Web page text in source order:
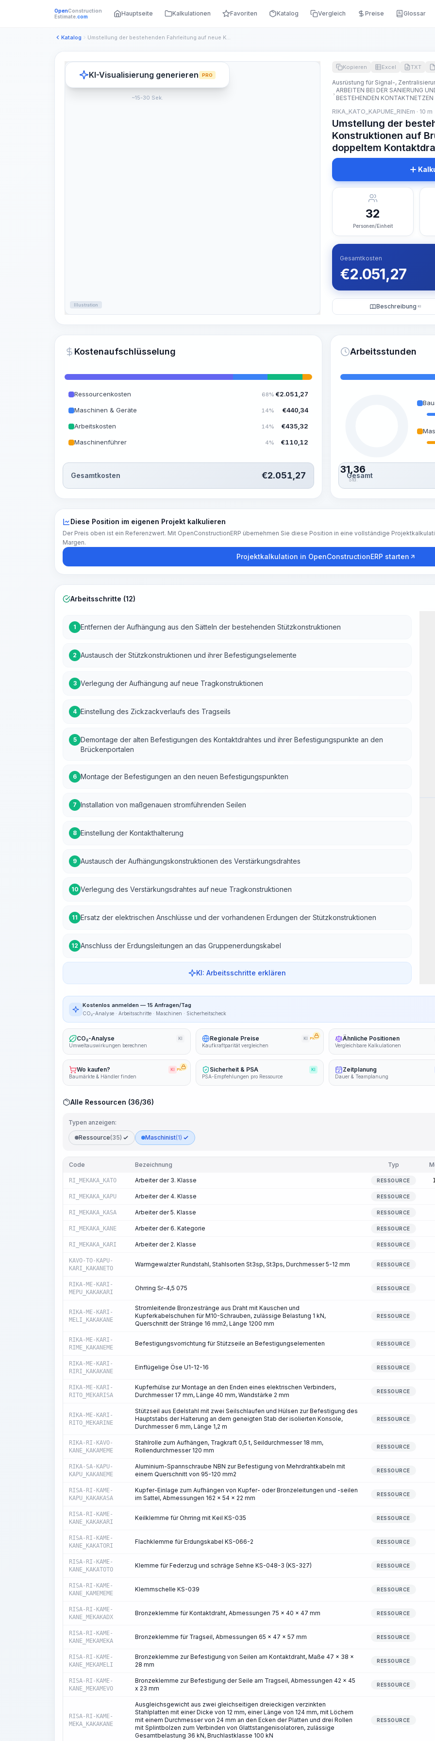
OpenConstruction
Estimate.com Hauptseite Kalkulationen Favoriten Katalog Vergleich Preise Glossar
Katalog Umstellung der bestehenden Fahrleitung auf neue Konstruktion...
Illustration
KI-Visualisierung generieren PRO
~15-30 Sek.
Kopieren Excel TXT
Ausrüstung für Signal-,
ARBEITEN BEI DER SANIERUNG
BESTEHENDEN KONTAKTNETZEN
RIKA_KATO_KAPUME_RINEm · 10 m
Umstellung der
Konstruktionen auf
doppeltem
32
Personen/Einheit
Gesamtkosten
€2.051,27
Beschreibung KI
Kostenaufschlüsselung
Ressourcenkosten 68% €2.051,27
Maschinen & Geräte 14% €440,34
Arbeitskosten 14% €435,32
Maschinenführer 4% €110,12
Gesamtkosten €2.051,27
Arbeitsstunden
31,36
Std.
Gesamt
Diese Position im eigenen Projekt kalkulieren
Der Preis oben ist ein Referenzwert. Mit OpenConstructionERP übernehmen Sie diese Position in eine vollständige
Margen.
Projektkalkulation in OpenConstructionERP starten
Arbeitsschritte (12)
1 Entfernen der Aufhängung aus den Sätteln der bestehenden Stützkonstruktionen
2 Austausch der Stützkonstruktionen und ihrer Befestigungselemente
3 Verlegung der Aufhängung auf neue Tragkonstruktionen
4 Einstellung des Zickzackverlaufs des Tragseils
5 Demontage der alten Befestigungen des Kontaktdrahtes und ihrer Befestigungspunkte an den
Brückenportalen
6 Montage der Befestigungen an den neuen Befestigungspunkten
7 Installation von maßgenauen stromführenden Seilen
8 Einstellung der Kontakthalterung
9 Austausch der Aufhängungskonstruktionen des Verstärkungsdrahtes
10 Verlegung des Verstärkungsdrahtes auf neue Tragkonstruktionen
11 Ersatz der elektrischen Anschlüsse und der vorhandenen Erdungen der Stützkonstruktionen
12 Anschluss der Erdungsleitungen an das Gruppenerdungskabel
KI: Arbeitsschritte erklären
Kostenlos anmelden — 15 Anfragen/Tag
CO₂-Analyse · Arbeitsschritte · Maschinen · Sicherheitscheck
CO₂-Analyse KI
Umweltauswirkungen berechnen
Regionale Preise KI PRO
Kaufkraftparität vergleichen
Ähnliche Positionen
Vergleichbare Kalkulationen
Wo kaufen? KI PRO
Baumärkte & Händler finden
Sicherheit & PSA KI
PSA-Empfehlungen pro Ressource
Zeitplanung
Dauer & Teamplanung
Alle Ressourcen (36/36)
Typen anzeigen:
Ressource(35) Maschinist(1)
Code Bezeichnung Typ
RI_MEKAKA_KATO Arbeiter der 3. Klasse RESSOURCE
RI_MEKAKA_KAPU Arbeiter der 4. Klasse RESSOURCE
RI_MEKAKA_KASA Arbeiter der 5. Klasse RESSOURCE
RI_MEKAKA_KANE Arbeiter der 6. Kategorie RESSOURCE
RI_MEKAKA_KARI Arbeiter der 2. Klasse RESSOURCE
KAVO-TO-KAPU-
KARI_KAKANETO
Warmgewalzter Rundstahl, Stahlsorten St3sp, St3ps, Durchmesser 5-12 mm RESSOURCE
RIKA-ME-KARI-
MEPU_KAKAKARI
Ohrring Sr-4,5 075 RESSOURCE
RIKA-ME-KARI-
MELI_KAKAKANE
Stromleitende Bronzestränge aus Draht mit Kauschen und
Kupferkabelschuhen für M10-Schrauben, zulässige Belastung 1 kN,
Querschnitt der Stränge 16 mm2, Länge 1200 mm
RESSOURCE
RIKA-ME-KARI-
RIME_KAKANEME
Befestigungsvorrichtung für Stützseile an Befestigungselementen RESSOURCE
RIKA-ME-KARI-
RIRI_KAKAKANE
Einflügelige Öse U1-12-16 RESSOURCE
RIKA-ME-KARI-
RITO_MEKARISA
Kupferhülse zur Montage an den Enden eines elektrischen Verbinders,
Durchmesser 17 mm, Länge 40 mm, Wandstärke 2 mm
RESSOURCE
RIKA-ME-KARI-
RITO_MEKARINE
Stützseil aus Edelstahl mit zwei Seilschlaufen und Hülsen zur Befestigung des
Hauptstabs der Halterung an dem geneigten Stab der isolierten Konsole,
Durchmesser 6 mm, Länge 1,2 m
RESSOURCE
RIKA-RI-KAVO-
KANE_KAKAMEME
Stahlrolle zum Aufhängen, Tragkraft 0,5 t, Seildurchmesser 18 mm,
Rollendurchmesser 120 mm
RESSOURCE
RIKA-SA-KAPU-
KAPU_KAKANEME
Aluminium-Spannschraube NBN zur Befestigung von Mehrdrahtkabeln mit
einem Querschnitt von 95-120 mm2
RESSOURCE
RISA-RI-KAME-
KAPU_KAKAKASA
Kupfer-Einlage zum Aufhängen von Kupfer- oder Bronzeleitungen und -seilen
im Sattel, Abmessungen 162 x 54 x 22 mm
RESSOURCE
RISA-RI-KAME-
KANE_KAKAKARI
Keilklemme für Ohrring mit Keil KS-035 RESSOURCE
RISA-RI-KAME-
KANE_KAKATORI
Flachklemme für Erdungskabel KS-066-2 RESSOURCE
RISA-RI-KAME-
KANE_KAKATOTO
Klemme für Federzug und schräge Sehne KS-048-3 (KS-327) RESSOURCE
RISA-RI-KAME-
KANE_KAMEMEME
Klemmschelle KS-039 RESSOURCE
RISA-RI-KAME-
KANE_MEKAKADX
Bronzeklemme für Kontaktdraht, Abmessungen 75 x 40 x 47 mm RESSOURCE
RISA-RI-KAME-
KANE_MEKAMEKA
Bronzeklemme für Tragseil, Abmessungen 65 x 47 x 57 mm RESSOURCE
RISA-RI-KAME-
KANE_MEKAMELI
Bronzeklemme zur Befestigung von Seilen am Kontaktdraht, Maße 47 x 38 x
28 mm
RESSOURCE
RISA-RI-KAME-
KANE_MEKAMEVO
Bronzeklemme zur Befestigung der Seile am Tragseil, Abmessungen 42 x 45
x 23 mm
RESSOURCE
RISA-RI-KAME-
MEKA_KAKAKANE
Ausgleichsgewicht aus zwei gleichseitigen dreieckigen verzinkten
Stahlplatten mit einer Dicke von 12 mm, einer Länge von 124 mm, mit Löchern
mit einem Durchmesser von 24 mm an den Ecken der Platten und drei Rollen
mit Splintbolzen zum Verbinden von Glattstangenisolatoren, zulässige
Gesamtbelastung 36 kN, Bruchlastklasse 100 kN
RESSOURCE